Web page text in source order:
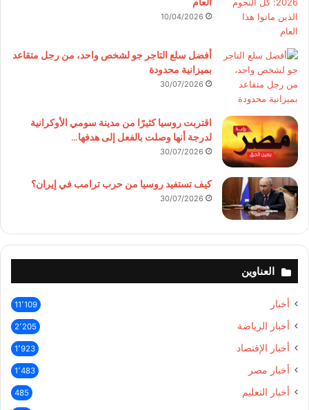
10/04/2026
أفضل سلع التاجر جو لشخص واحد، من رجل متقاعد
بميزانية محدودة
30/07/2026
اقتربت روسيا كثيرًا من مدينة سومي الأوكرانية
لدرجة أنها وصلت بالفعل إلى هدفها…
30/07/2026
كيف تستفيد روسيا من حرب ترامب في إيران؟
30/07/2026
العناوين
أخبار 11٬109
أخبار الرياضة 2٬205
أخبار الإقتصاد 1٬923
أخبار مصر 1٬483
أخبار التعليم 485